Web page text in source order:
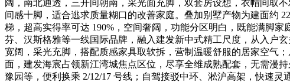
阔，南北通透，三开间朝南，采光面充脚，双套房设想，衣帽间取
间感十脚，适合逃求质量糊口的改善家庭。叠加别墅产物为建面约
梯，超高实得率可达 190%，空间奢阔，功能分区明白，既能满脚
芬、汉斯格雅等一线国际品牌，融入建发新中式精工尺度，从入户
宽阔，采光充脚，搭配质感家具取软拆，营制温暖舒服的居家空气
面，建发海宸占领新江湾城焦点区位，尽享全维成熟配套，无需漫
豫园等，便利换乘 2/12/17 号线；自驾接驳中环、淞沪高架，快速